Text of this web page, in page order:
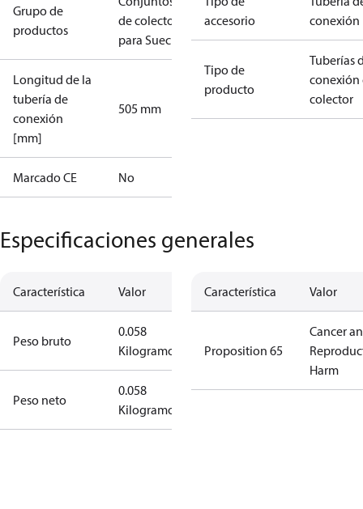
Grupo de
productos
de colector
para Suecia
Longitud de la
tubería de
conexión
[mm]
505 mm
Marcado CE No
accesorio
conexión
Tipo de
producto
Tuberías
conexión
colector
Especificaciones generales
Característica Valor
Peso bruto
0.058
Kilogramo
Peso neto
0.058
Kilogramo
Característica Valor
Proposition 65
Cancer
Harm